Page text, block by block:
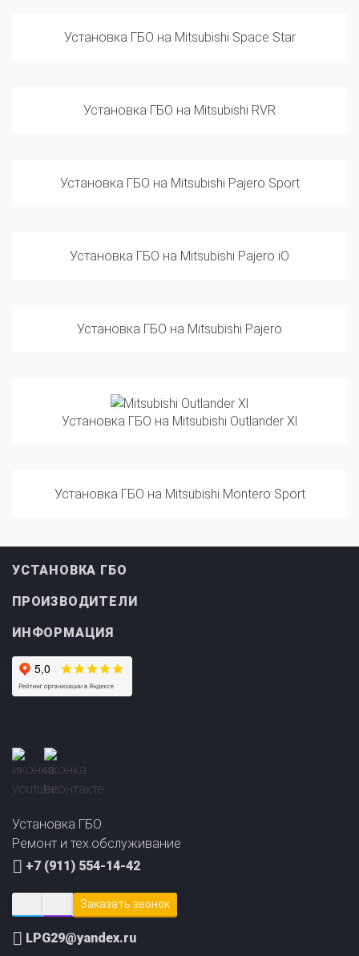
Установка ГБО на Mitsubishi Space Star
Установка ГБО на Mitsubishi RVR
Установка ГБО на Mitsubishi Pajero Sport
Установка ГБО на Mitsubishi Pajero iO
Установка ГБО на Mitsubishi Pajero
Установка ГБО на Mitsubishi Outlander Xl
Установка ГБО на Mitsubishi Montero Sport
УСТАНОВКА ГБО
ПРОИЗВОДИТЕЛИ
ИНФОРМАЦИЯ
Установка ГБО
Ремонт и тех.обслуживание
+7 (911) 554-14-42
Заказать звонок
LPG29@yandex.ru